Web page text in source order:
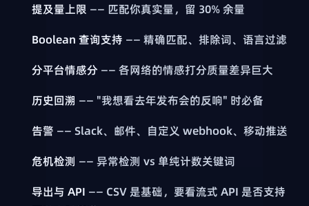
提及量上限 —— 匹配你真实量，留 30% 余量
Boolean 查询支持 —— 精确匹配、排除词、语言过滤
分平台情感分 —— 各网络的情感打分质量差异巨大
历史回溯 —— "我想看去年发布会的反响" 时必备
告警 —— Slack、邮件、自定义 webhook、移动推送
危机检测 —— 异常检测 vs 单纯计数关键词
导出与 API —— CSV 是基础，要看流式 API 是否支持